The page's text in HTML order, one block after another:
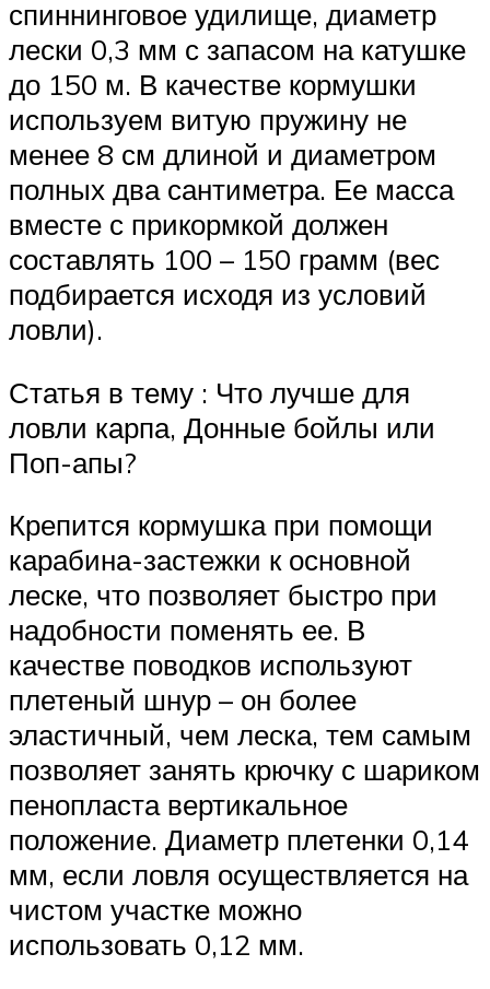
спиннинговое удилище, диаметр
лески 0,3 мм с запасом на катушке
до 150 м. В качестве кормушки
используем витую пружину не
менее 8 см длиной и диаметром
полных два сантиметра. Ее масса
вместе с прикормкой должен
составлять 100 – 150 грамм (вес
подбирается исходя из условий
ловли).
Статья в тему : Что лучше для
ловли карпа, Донные бойлы или
Поп-апы?
Крепится кормушка при помощи
карабина-застежки к основной
леске, что позволяет быстро при
надобности поменять ее. В
качестве поводков используют
плетеный шнур – он более
эластичный, чем леска, тем самым
позволяет занять крючку с шариком
пенопласта вертикальное
положение. Диаметр плетенки 0,14
мм, если ловля осуществляется на
чистом участке можно
использовать 0,12 мм.